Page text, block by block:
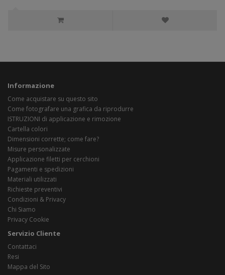
Informazione
Come acquistare su questo sito
Come fotografare una grafica da riprodurre
ISTRUZIONI di applicazione e rimozione
Cartella colori
Dimensioni corrette; come fare?
Misure personalizzate
Applicazione filetti per cerchioni
Pagamenti e spedizioni
Materiali utilizzati
Richieste preventivi
Condizioni & Privacy
Chi Siamo
Privacy Cookie
Servizio Cliente
Contattaci
Resi
Mappa del Sito